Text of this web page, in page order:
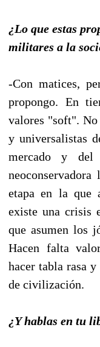
¿Lo que estas
militares a la
-Con matices,
propongo. En
valores "soft". No
y universalistas
mercado y del
etapa en la que
existe una crisis
que asumen los
Hacen falta
hacer tabla rasa
de civilización.
¿Y hablas en tu